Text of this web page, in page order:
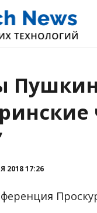
2018 17:26